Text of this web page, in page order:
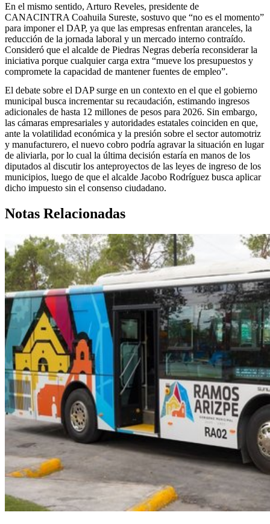
En el mismo sentido, Arturo Reveles, presidente de
CANACINTRA Coahuila Sureste, sostuvo que “no es el momento”
para imponer el DAP, ya que las empresas enfrentan aranceles, la
reducción de la jornada laboral y un mercado interno contraído.
Consideró que el alcalde de Piedras Negras debería reconsiderar la
iniciativa porque cualquier carga extra “mueve los presupuestos y
compromete la capacidad de mantener fuentes de empleo”.
El debate sobre el DAP surge en un contexto en el que el gobierno
municipal busca incrementar su recaudación, estimando ingresos
adicionales de hasta 12 millones de pesos para 2026. Sin embargo,
las cámaras empresariales y autoridades estatales coinciden en que,
ante la volatilidad económica y la presión sobre el sector automotriz
y manufacturero, el nuevo cobro podría agravar la situación en lugar
de aliviarla, por lo cual la última decisión estaría en manos de los
diputados al discutir los anteproyectos de las leyes de ingreso de los
municipios, luego de que el alcalde Jacobo Rodríguez busca aplicar
dicho impuesto sin el consenso ciudadano.
Notas Relacionadas